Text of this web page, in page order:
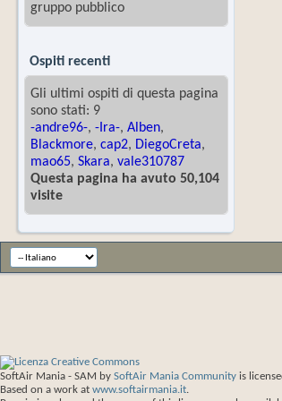
gruppo pubblico
Ospiti recenti
Gli ultimi ospiti di questa pagina
sono stati: 9
-andre96-, -Ira-, Alben,
Blackmore, cap2, DiegoCreta,
mao65, Skara, vale310787
Questa pagina ha avuto 50,104
visite
SoftAir Mania - SAM by SoftAir Mania Community is
Based on a work at www.softairmania.it.